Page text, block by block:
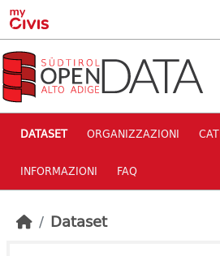
Skip to main content
DATASET ORGANIZZAZIONI
INFORMAZIONI FAQ
Dataset